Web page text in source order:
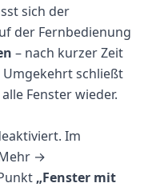
sich der
der Fernbedienung
– nach kurzer Zeit
schließt
Fenster wieder.
Im
→
„Fenster mit